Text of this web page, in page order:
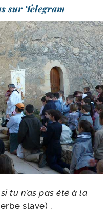
sur Telegram
tu n’as pas été à la
slave) .